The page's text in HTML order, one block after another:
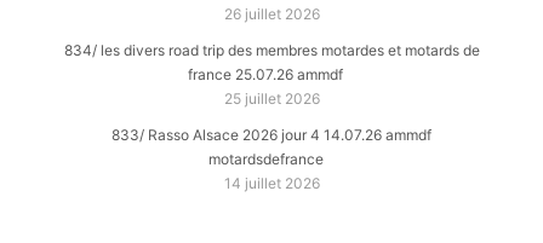
26 juillet 2026
834/ les divers road trip des membres motardes et motards de
france 25.07.26 ammdf
25 juillet 2026
833/ Rasso Alsace 2026 jour 4 14.07.26 ammdf
motardsdefrance
14 juillet 2026